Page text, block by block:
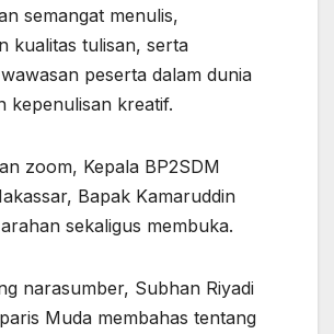
semangat menulis,
kualitas tulisan, serta
peserta dalam dunia
kepenulisan kreatif.
zoom, Kepala BP2SDM
Bapak Kamaruddin
sekaligus membuka.
narasumber, Subhan Riyadi
Muda membahas tentang